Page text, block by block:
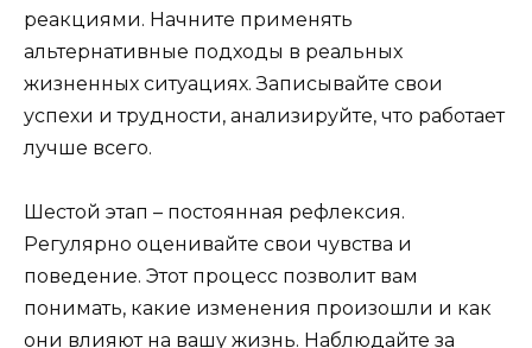
реакциями. Начните применять
альтернативные подходы в реальных
жизненных ситуациях. Записывайте свои
успехи и трудности, анализируйте, что работает
лучше всего.
Шестой этап – постоянная рефлексия.
Регулярно оценивайте свои чувства и
поведение. Этот процесс позволит вам
понимать, какие изменения произошли и как
они влияют на вашу жизнь. Наблюдайте за